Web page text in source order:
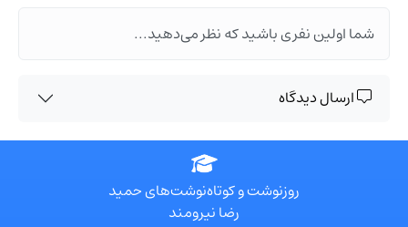
شما اولین نفری باشید که نظر می‌دهید...
ارسال دیدگاه
روزنوشت و کوتاه‌نوشت‌های حمید
رضا نیرومند